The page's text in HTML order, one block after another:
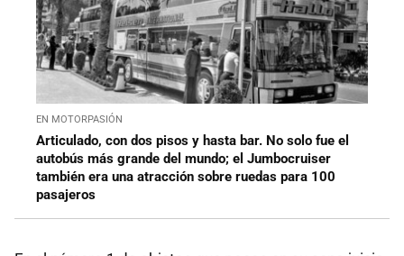
EN MOTORPASIÓN
Articulado, con dos pisos y hasta bar. No solo fue el
autobús más grande del mundo; el Jumbocruiser
también era una atracción sobre ruedas para 100
pasajeros